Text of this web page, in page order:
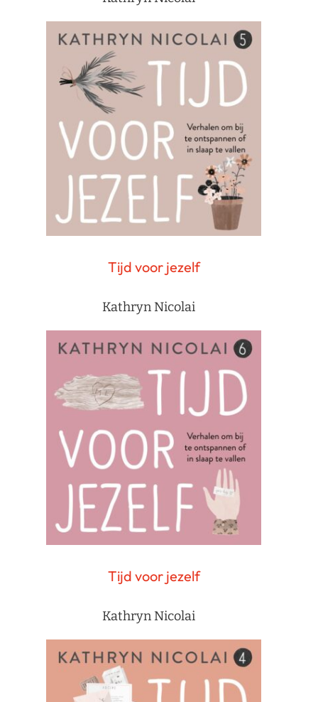
Tijd voor jezelf
Kathryn Nicolai
Tijd voor jezelf
Kathryn Nicolai